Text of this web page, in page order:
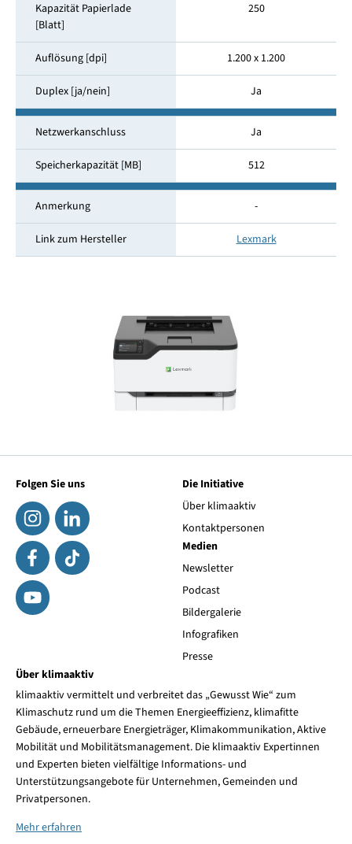
Kapazität Papierlade
[Blatt]
250
Auflösung [dpi] 1.200 x 1.200
Duplex [ja/nein] Ja
Netzwerkanschluss Ja
Speicherkapazität [MB] 512
Anmerkung -
Link zum Hersteller Lexmark
Folgen Sie uns
Die Initiative
Über klimaaktiv
Kontaktpersonen
Medien
Newsletter
Podcast
Bildergalerie
Infografiken
Presse
Über klimaaktiv
klimaaktiv vermittelt und verbreitet das „Gewusst Wie“ zum
Klimaschutz rund um die Themen Energieeffizienz, klimafitte
Gebäude, erneuerbare Energieträger, Klimakommunikation, Aktive
Mobilität und Mobilitätsmanagement. Die klimaaktiv Expertinnen
und Experten bieten vielfältige Informations- und
Unterstützungsangebote für Unternehmen, Gemeinden und
Privatpersonen.
Mehr erfahren